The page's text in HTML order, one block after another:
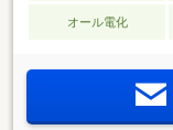
オール電化